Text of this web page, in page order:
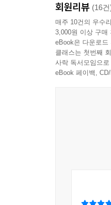
“AI 도입은 단
해야 합니다. 데
--- p.136
“AI의 의료 도
다. 데이터 보
“AI는 기존 기
야 하는 것들도
“이렇게 AI가
“경험 경제 시대
MICE 산업은 AI
한 경험 경제 시
〈철강〉
좌우할 중요한
의료 분야에서
회원리뷰 (16건
매주 10건의 우수
3,000원 이상 구매
eBook은 다운로
클래스는 첫번째
사락 독서모임으
eBook 페이백,